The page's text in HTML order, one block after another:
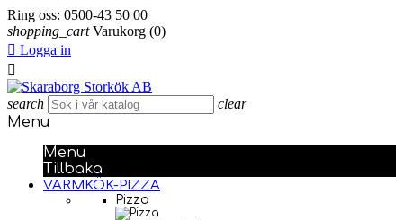
Ring oss: 0500-43 50 00
shopping_cart Varukorg (0)
 Logga in

search clear
Menu
Menu
Tillbaka
VARMKÖK-PIZZA
Pizza